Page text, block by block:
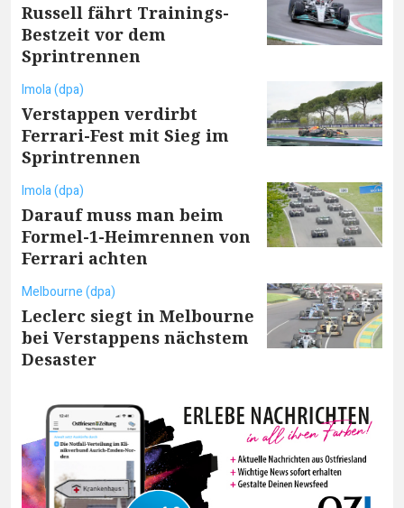
Russell fährt Trainings-
Bestzeit vor dem
Sprintrennen
Imola (dpa)
Verstappen verdirbt
Ferrari-Fest mit Sieg im
Sprintrennen
Imola (dpa)
Darauf muss man beim
Formel-1-Heimrennen von
Ferrari achten
Melbourne (dpa)
Leclerc siegt in Melbourne
bei Verstappens nächstem
Desaster